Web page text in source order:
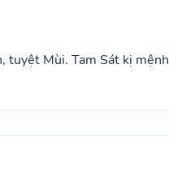
tuyệt Mùi. Tam Sát kị mệnh